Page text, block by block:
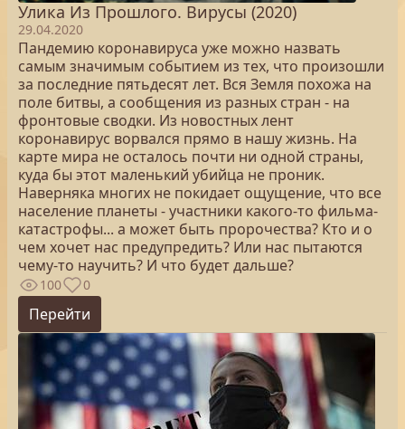
Улика Из Прошлого. Вирусы (2020)
29.04.2020
Пандемию коронавируса уже можно назвать
самым значимым событием из тех, что произошли
за последние пятьдесят лет. Вся Земля похожа на
поле битвы, а сообщения из разных стран - на
фронтовые сводки. Из новостных лент
коронавирус ворвался прямо в нашу жизнь. На
карте мира не осталось почти ни одной страны,
куда бы этот маленький убийца не проник.
Наверняка многих не покидает ощущение, что все
население планеты - участники какого-то фильма-
катастрофы... а может быть пророчества? Кто и о
чем хочет нас предупредить? Или нас пытаются
чему-то научить? И что будет дальше?
100 0
Перейти